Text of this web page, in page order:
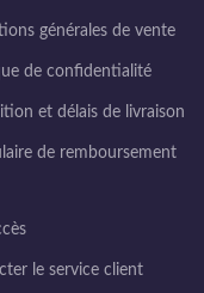
générales de vente
de confidentialité
et délais de livraison
de remboursement
le service client